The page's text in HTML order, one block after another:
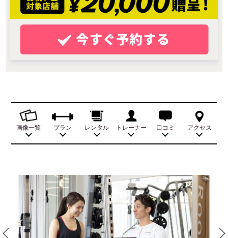
画像一覧 プラン レンタル トレーナー 口コミ アクセス